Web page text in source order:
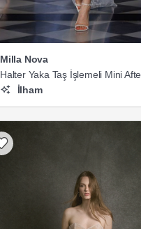
Milla Nova
Halter Yaka Taş İşlemeli Mini
Gelinliği
İlham